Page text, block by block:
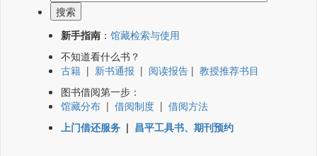
新手指南 ： 馆藏检索与使用
不知道看什么书？
古籍 | 新书通报 | 阅读报告 | 教授推荐书目
图书借阅第一步：
馆藏分布 | 借阅制度 | 借阅方法
上门借还服务 | 昌平工具书、期刊预约